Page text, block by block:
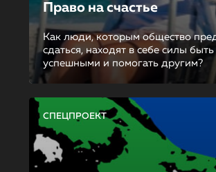
Право на счастье
Как люди, которым общество
сдаться, находят в себе силы быть
успешными и помогать другим?
СПЕЦПРОЕКТ